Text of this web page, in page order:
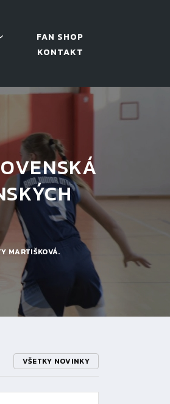
FAN SHOP
KONTAKT
MARTIŠKOVÁ.
VŠETKY NOVINKY